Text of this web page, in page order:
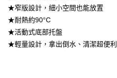
★窄版設計，細小空間也能放置
★耐熱約90°C
★活動式底部托盤
★輕量設計，拿出倒水、清潔超便利